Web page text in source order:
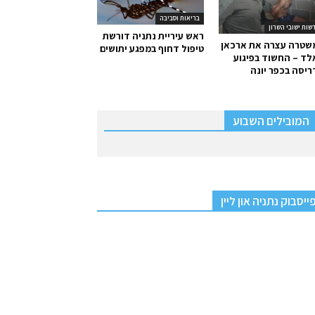
בריאות וסביבה
ראש עיריית נתניה דורשת
טיפול דחוף במפגע יתושים
ישובי השרון
עצרה את ארכאן
– החשוד בפיגוע
בכפר יונה
המובילים השבוע
פייסבוק נתניה און ליין